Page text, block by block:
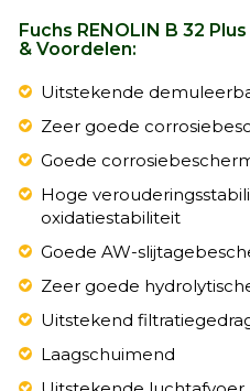
Fuchs RENOLIN B 32
& Voordelen:
Uitstekende
Zeer goede
Goede
Hoge
oxidatiestabiliteit
Goede AW-
Zeer goede
Uitstekend
Laagschuimend